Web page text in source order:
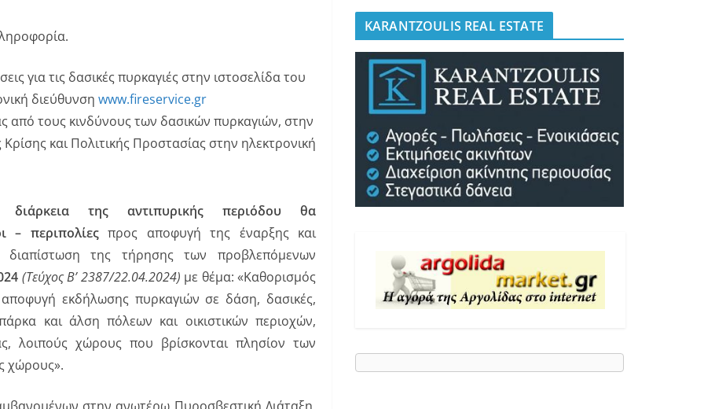
για τις δασικές πυρκαγιές στην ιστοσελίδα του
διεύθυνση www.fireservice.gr
από τους κινδύνους των δασικών πυρκαγιών, στην
και Πολιτικής Προστασίας στην ηλεκτρονική
της αντιπυρικής περιόδου θα
– περιπολίεςπρος αποφυγή της έναρξης και
της τήρησης των προβλεπόμενων
(Τεύχος B’ 2387/22.04.2024) με θέμα: «Καθορισμός
εκδήλωσης πυρκαγιών σε δάση, δασικές,
και άλση πόλεων και οικιστικών περιοχών,
λοιπούς χώρους που βρίσκονται πλησίον των
χώρους».
KARANTZOULIS REAL ESTATE